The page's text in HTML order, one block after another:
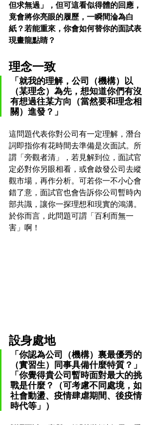
但求無過」，但可這看似得體的回應，
竟會將你亮眼的履歷，一瞬間淪為白
紙？若能重來，你會如何替你的面試表
現畫龍點睛？
理念一致
「就我的理解，公司（機構）以
（某理念）為先，想知道你們有沒
有想過往某方向（當然要和理念相
關）進發？」
這問題代表你對公司有一定理解，潛台
詞即指你有花時間去準備是次面試。所
謂「旁觀者清」，若見解到位，面試官
定必對你另眼相看，或會啟發公司去縱
觀市場，再作分析。可若你一不小心會
錯了意，面試官也會告訴你公司暫時內
部共識，讓你一探理想和現實的鴻溝。
於你而言，此問題可謂「百利而無一
害」啊！
設身處地
「你認為公司（機構）裏最優秀的
（實習生）同事具備什麼特質？」
「你覺得貴公司暫時面對最大的挑
戰是什麼？（可考慮不同處境，如
社會動盪、疫情肆虐期間、後疫情
時代等」）